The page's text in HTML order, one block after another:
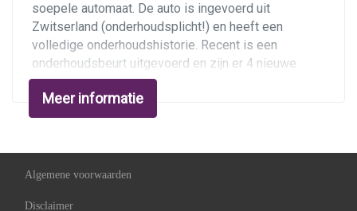
Motorrestwarmte-installatie
Passagiersstoel in hoogte verstelbaar
Standkachel
Stuur leder
Stuur verstelbaar
Verstelbare stuurkolom
Voorstoel(en) elektrisch verstelbaar
soepele automaat. De auto is ingevoerd uit
Zwitserland (onderhoudsplicht!) en heeft een
volledige onderhoudshistorie. Recent is een
onderhoudsbeurt uitgevoerd en zijn er 4 nieuwe
Bridgestone allseasonsbanden geplaatst.
Bovendien luxe Exclusive uitvoering met vol lederen
stoelen (elektrisch verstelbaar met memory),
cruise control, automatische airco en afneembare
trekhaak. Tevens inbegrepen: Parrot Bluetooth carkit
Meer informatie
Algemene voorwaarden
Disclaimer